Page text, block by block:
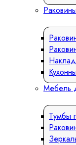
Мебель
Тумбы